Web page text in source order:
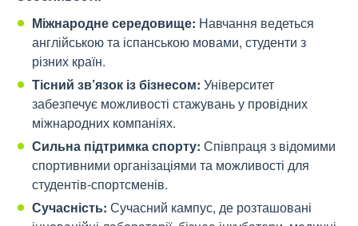
Міжнародне середовище: Навчання ведеться
англійською та іспанською мовами, студенти з
різних країн.
Тісний зв’язок із бізнесом: Університет
забезпечує можливості стажувань у провідних
міжнародних компаніях.
Сильна підтримка спорту: Співпраця з відомими
спортивними організаціями та можливості для
студентів-спортсменів.
Сучасність: Сучасний кампус, де розташовані